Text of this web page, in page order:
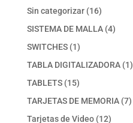
productos
Sin categorizar 1616
productos
SISTEMA DE MALLA 44
SWITCHES 11
producto
TABLA DIGITALIZADORA 11
TABLETS 1515
productos
TARJETAS DE MEMORIA 77
Tarjetas de Video 1212